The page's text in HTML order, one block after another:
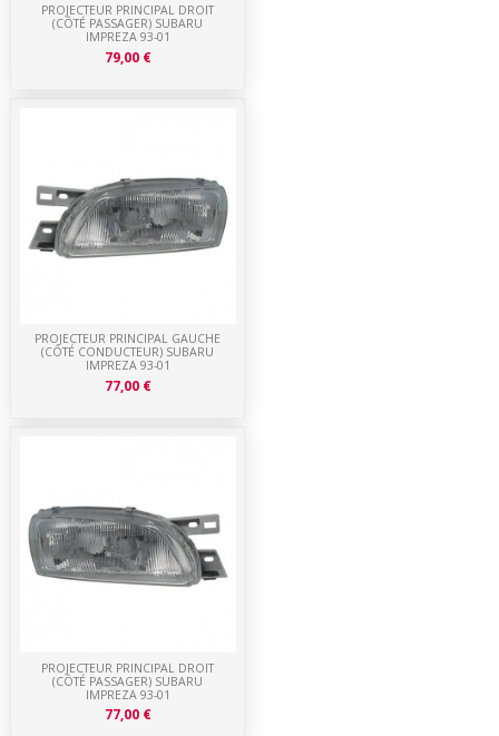
PROJECTEUR PRINCIPAL DROIT
(CÔTÉ PASSAGER) SUBARU
IMPREZA 93-01
77,00 €
PROJECTEUR PRINCIPAL GAUCHE
(CÔTÉ CONDUCTEUR) SUBARU
IMPREZA 93-01
77,00 €
PROJECTEUR PRINCIPAL DROIT
(CÔTÉ PASSAGER) SUBARU
IMPREZA 93-01
79,00 €